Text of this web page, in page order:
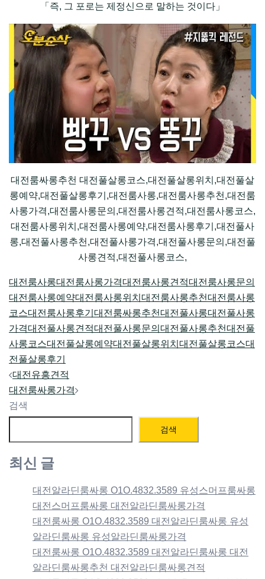
「즉, 그 포로는 제정신으로 말하는 것이다」
대전룸싸롱추천 대전풀살롱코스,대전풀살롱위치,대전풀살
롱예약,대전풀살롱후기,대전룸사롱,대전룸사롱추천,대전룸
사롱가격,대전룸사롱문의,대전룸사롱견적,대전룸사롱코스,
대전룸사롱위치,대전룸사롱예약,대전룸사롱후기,대전풀사
롱,대전풀사롱추천,대전풀사롱가격,대전풀사롱문의,대전풀
사롱견적,대전풀사롱코스,
대전룸사롱대전룸사롱가격대전룸사롱견적대전룸사롱문의
대전룸사롱예약대전룸사롱위치 대전룸사롱추천대전룸사롱
코스대전룸사롱후기 대전룸싸롱추천대전풀사롱대전풀사롱
가격대전풀사롱견적대전풀사롱문의 대전풀사롱추천대전풀
사롱코스대전풀살롱예약대전풀살롱위치 대전풀살롱코스대
전풀살롱후기
Post
navigation
대전유흥견적
대전룸싸롱가격
검색
검색
최신 글
대전알라딘룸싸롱 O1O.4832.3589 유성스머프룸싸롱
대전스머프룸싸롱 대전알라딘룸싸롱가격
대전룸싸롱 O1O.4832.3589 대전알라딘룸싸롱 유성
알라딘룸싸롱 유성알라딘룸싸롱가격
대전룸싸롱 O1O.4832.3589 대전알라딘룸싸롱 대전
알라딘룸싸롱추천 대전알라딘룸싸롱견적